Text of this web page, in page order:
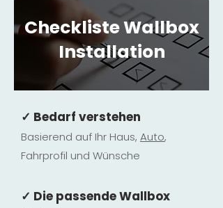
Checkliste Wallbox
Installation
✓ Bedarf verstehen
Basierend auf Ihr Haus, Auto,
Fahrprofil und Wünsche
✓ Die passende Wallbox